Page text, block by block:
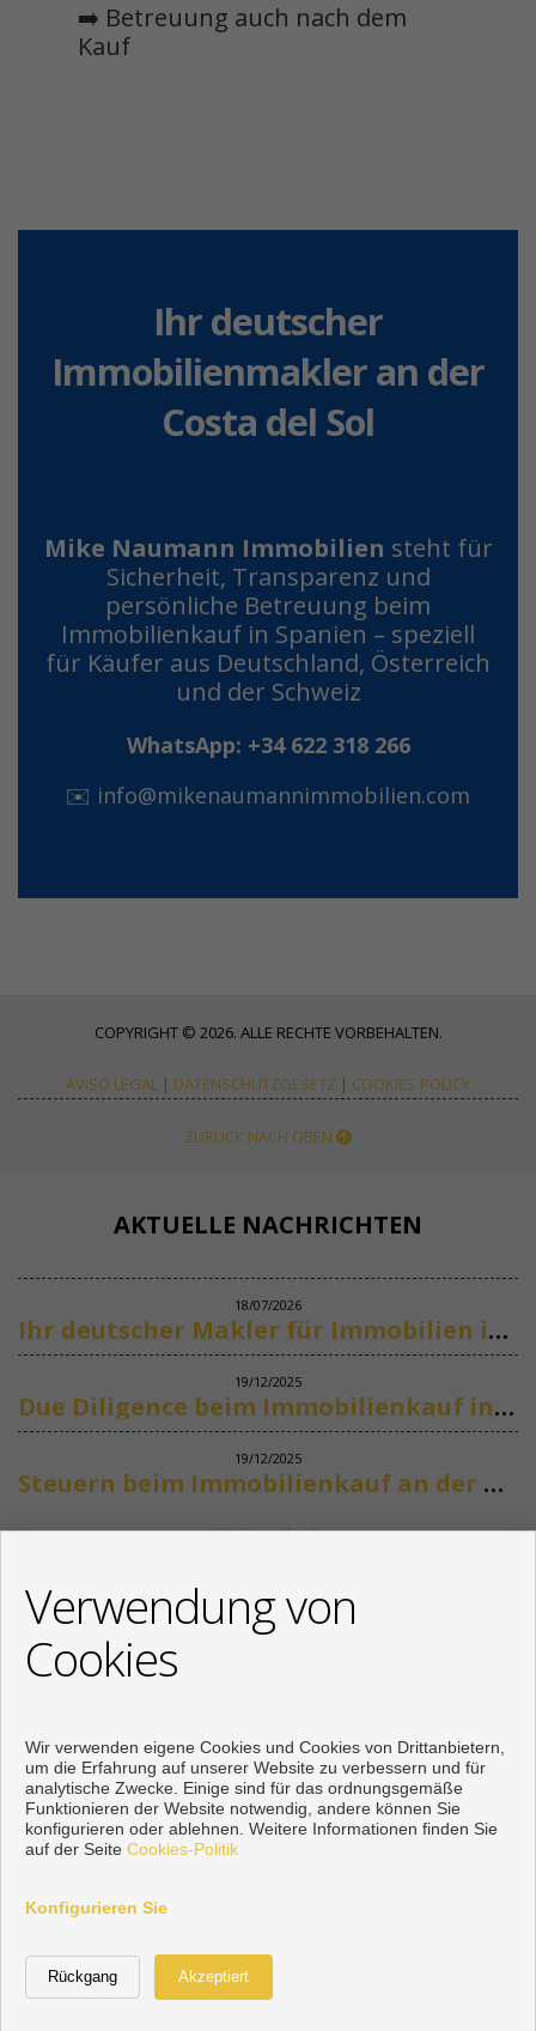
➡️ Betreuung auch nach dem
Kauf
Ihr deutscher
Immobilienmakler an der
Costa del Sol
Mike Naumann Immobilien steht für
Sicherheit, Transparenz und
persönliche Betreuung beim
Immobilienkauf in Spanien – speziell
für Käufer aus Deutschland, Österreich
und der Schweiz
WhatsApp: +34 622 318 266
✉️ info@mikenaumannimmobilien.com
COPYRIGHT © 2026. ALLE RECHTE VORBEHALTEN.
AVISO LEGAL | DATENSCHUTZGESETZ | COOKIES POLICY
ZURÜCK NACH OBEN
AKTUELLE NACHRICHTEN
18/07/2026
Ihr deutscher Makler für Immobilien in Marbella
19/12/2025
Due Diligence beim Immobilienkauf in Spanien
19/12/2025
Steuern beim Immobilienkauf an der Costa del Sol
Siehe mehr
+34 622318266
info@mikenaumannimmobilien.com
Von Montag bis Freitag : 10:00 - 18:00
Vorbei sich entwickelt
Verwendung von
Cookies
Wir verwenden eigene Cookies und Cookies von Drittanbietern,
um die Erfahrung auf unserer Website zu verbessern und für
analytische Zwecke. Einige sind für das ordnungsgemäße
Funktionieren der Website notwendig, andere können Sie
konfigurieren oder ablehnen. Weitere Informationen finden Sie
auf der Seite Cookies-Politik
Konfigurieren Sie